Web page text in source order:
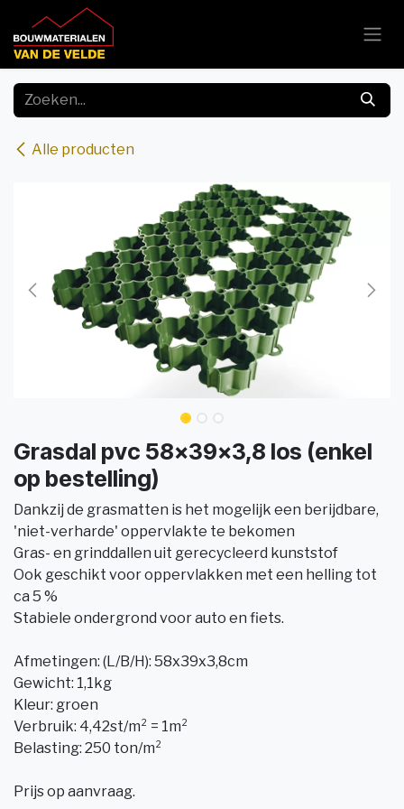
Overslaan naar inhoud
Alle producten
Grasdal pvc 58x39x3,8 los (enkel
op bestelling)
Dankzij de grasmatten is het mogelijk een berijdbare,
'niet-verharde' oppervlakte te bekomen
Gras- en grinddallen uit gerecycleerd kunststof
Ook geschikt voor oppervlakken met een helling tot
ca 5 %
Stabiele ondergrond voor auto en fiets.
Afmetingen: (L/B/H): 58x39x3,8cm
Gewicht: 1,1kg
Kleur: groen
Verbruik: 4,42st/m² = 1m²
Belasting: 250 ton/m²
Prijs op aanvraag.